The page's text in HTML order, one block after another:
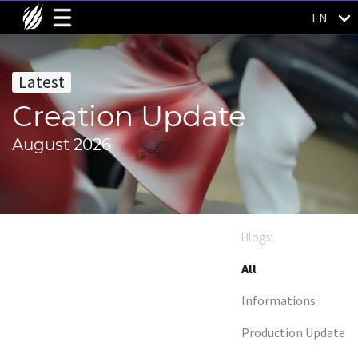
EN
Latest
Creation Update
August 2026
Blogs:
All
Informations
Production Update